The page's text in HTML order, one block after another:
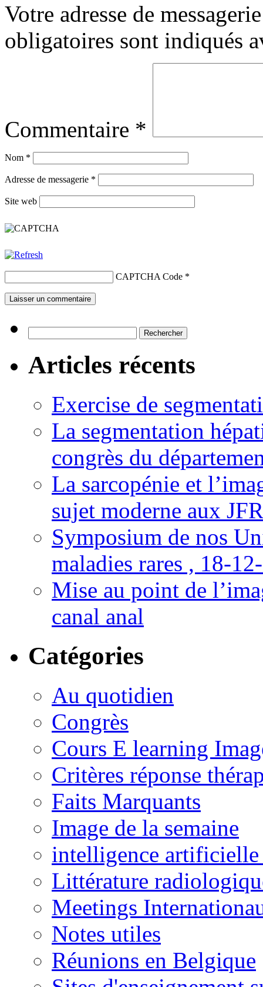
Votre adresse de
obligatoires sont indiqués
Commentaire *
Nom *
Adresse de messagerie *
Site web
CAPTCHA Code *
Articles récents
Exercise de
La segmentation
congrès du
La sarcopénie et
sujet moderne aux
Symposium de nos
maladies rares , 18-
Mise au point de
canal anal
Catégories
Au quotidien
Congrès
Cours E learning
Critères réponse
Faits Marquants
Image de la semaine
intelligence
Littérature
Meetings
Notes utiles
Réunions en Belgique